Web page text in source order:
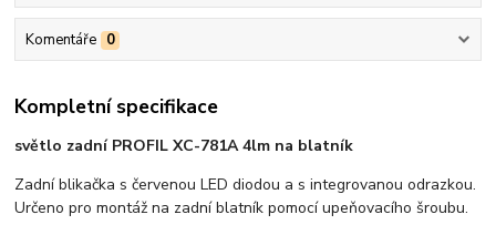
Komentáře 0
Kompletní specifikace
světlo zadní PROFIL XC-781A 4lm na blatník
Zadní blikačka s červenou LED diodou a s integrovanou odrazkou.
Určeno pro montáž na zadní blatník pomocí upeňovacího šroubu.